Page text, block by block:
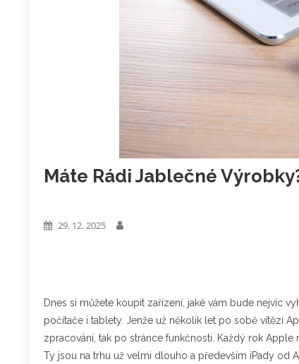
Máte Rádi Jablečné
29. 12. 2025
Dnes si můžete koupit zařízení, jaké vám bude nejvíc
počítače i tablety. Jenže už několik let po sobě vítězí
zpracování, tak po stránce funkčnosti. Každý rok Apple
Ty jsou na trhu už velmi dlouho a především iPady od